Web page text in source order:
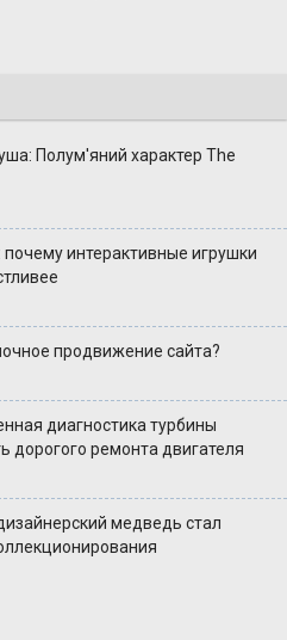
Полум'яний характер The
интерактивные игрушки
продвижение сайта?
диагностика турбины
дорогого ремонта двигателя
медведь стал